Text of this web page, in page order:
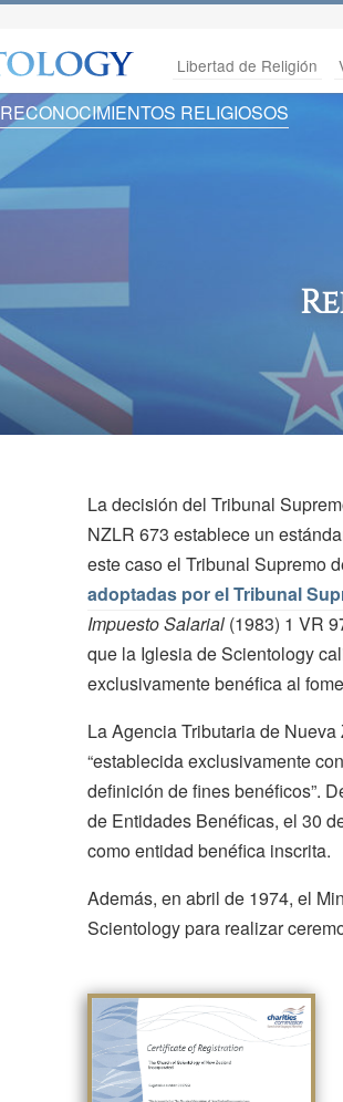
Libertad de Religión
RECONOCIMIENTOS RELIGIOSOS
La decisión del Tribunal
NZLR 673 establece un
este caso el Tribunal Supremo
adoptadas por el Tribunal
Impuesto Salarial (1983) 1 VR
que la Iglesia de Scientology
exclusivamente benéfica al
La Agencia Tributaria de
“establecida exclusivamente
definición de fines benéficos”.
de Entidades Benéficas, el 30
como entidad benéfica inscrita.
Además, en abril de 1974, el
Scientology para realizar